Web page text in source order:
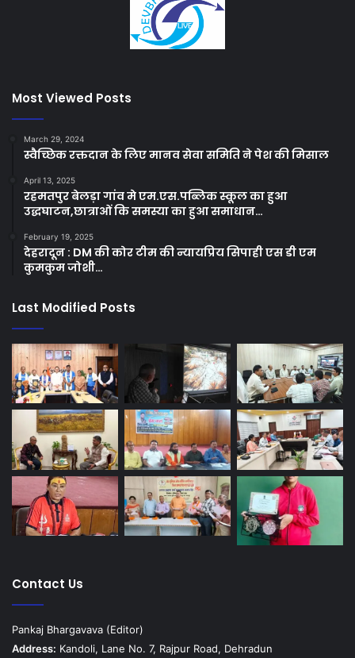
Most Viewed Posts
March 29, 2024
स्वैच्छिक रक्तदान के लिए मानव सेवा समिति ने पेश की मिसाल
April 13, 2025
रहमतपुर बेलड़ा गांव मे एम.एस.पब्लिक स्कूल का हुआ
उद्धघाटन,छात्राओं कि समस्या का हुआ समाधान…
February 19, 2025
देहरादून : DM की कोर टीम की न्यायप्रिय सिपाही एस डी एम
कुमकुम जोशी…
Last Modified Posts
Contact Us
Pankaj Bhargavava (Editor)
Address: Kandoli, Lane No. 7, Rajpur Road, Dehradun